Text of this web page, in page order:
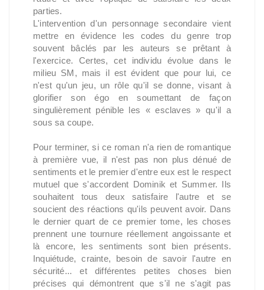
parties.
L'intervention d'un personnage secondaire vient
mettre en évidence les codes du genre trop
souvent bâclés par les auteurs se prêtant à
l'exercice. Certes, cet individu évolue dans le
milieu SM, mais il est évident que pour lui, ce
n'est qu'un jeu, un rôle qu'il se donne, visant à
glorifier son égo en soumettant de façon
singulièrement pénible les « esclaves » qu'il a
sous sa coupe.
Pour terminer, si ce roman n'a rien de romantique
à première vue, il n'est pas non plus dénué de
sentiments et le premier d'entre eux est le respect
mutuel que s'accordent Dominik et Summer. Ils
souhaitent tous deux satisfaire l'autre et se
soucient des réactions qu'ils peuvent avoir. Dans
le dernier quart de ce premier tome, les choses
prennent une tournure réellement angoissante et
là encore, les sentiments sont bien présents.
Inquiétude, crainte, besoin de savoir l'autre en
sécurité... et différentes petites choses bien
précises qui démontrent que s'il ne s'agit pas